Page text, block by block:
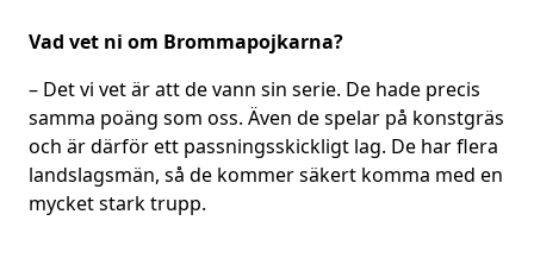
Vad vet ni om Brommapojkarna?
– Det vi vet är att de vann sin serie. De hade precis
samma poäng som oss. Även de spelar på konstgräs
och är därför ett passningsskickligt lag. De har flera
landslagsmän, så de kommer säkert komma med en
mycket stark trupp.